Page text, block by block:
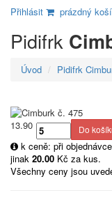
Přihlásit
prázdný
Pidifrk
Úvod Pidifrk
13.90
k ceně: při
jinak 20.00 Kč za kus.
Všechny ceny jsou